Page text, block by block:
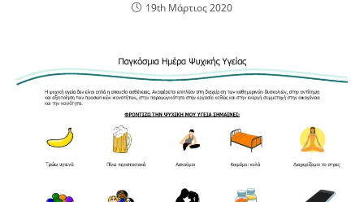
19th Μάρτιος 2020